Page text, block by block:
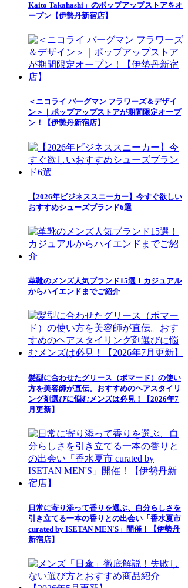
Kaito Takahashi」のポップアップストアをオ
ープン【伊勢丹新宿店】
＜ニコライ バーグマン フラワーズ＆デザイ
ン＞｜ポップアップストアが期間限定オープ
ン！【伊勢丹新宿店】
【2026年ビジネススニーカー】今すぐ欲しい
おすすめシューズブランド6選
革靴のメンズ人気ブランド15選！カジュアル
からハイエンドまでご紹介
髪型に合わせたグリース（ポマード）の使い
方を美容師が直伝。おすすめのヘアスタイリ
ング剤選びに悩むメンズは必見！【2026年7
月更新】
日常に寄り添って香りを選ぶ、自分らしさを
引き立てる一本の香りとの出会い「香水夏市
curated by ISETAN MEN'S」開催！【伊勢丹
新宿店】